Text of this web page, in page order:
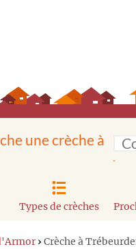
une crèche à
Types de crèches
› Crèche à